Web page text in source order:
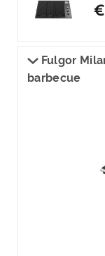
€
Fulgor
barbecue